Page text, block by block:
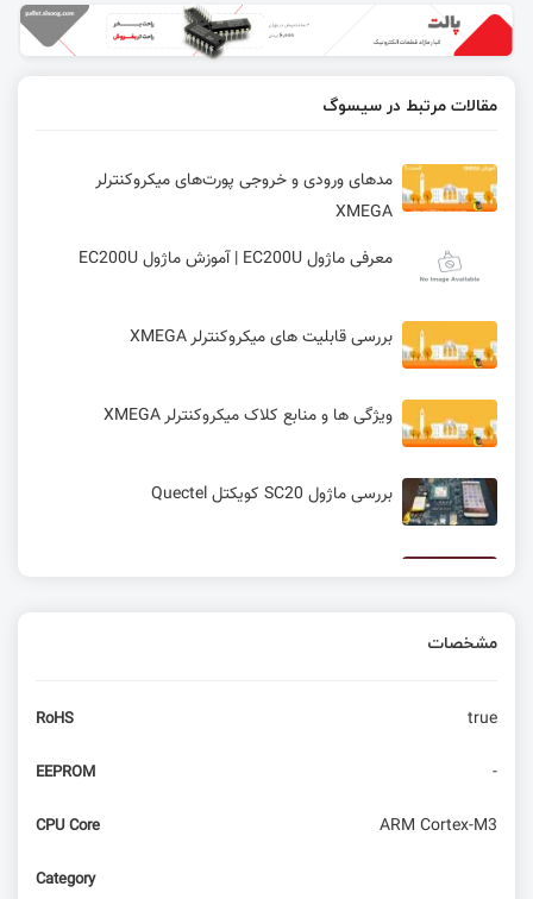
مقالات مرتبط در سیسوگ
مدهای ورودی و خروجی پورت‌های میکروکنترلر
XMEGA
معرفی ماژول EC200U | آموزش ماژول EC200U
بررسی قابلیت های میکروکنترلر XMEGA
ویژگی ها و منابع کلاک میکروکنترلر XMEGA
بررسی ماژول SC20 کویکتل Quectel
مشخصات
RoHS true
EEPROM -
CPU Core ARM Cortex-M3
Category